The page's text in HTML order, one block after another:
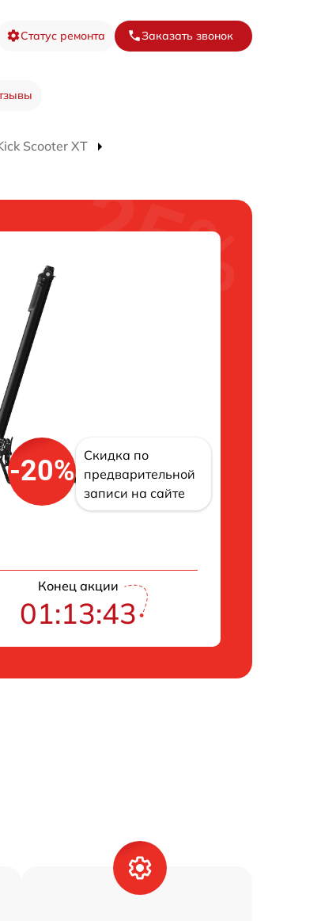
Статус ремонта Заказать звонок
Scooter XT
-20%
Скидка по
предварительной
записи на сайте
Конец акции
01:13:42